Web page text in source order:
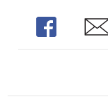
Share Share